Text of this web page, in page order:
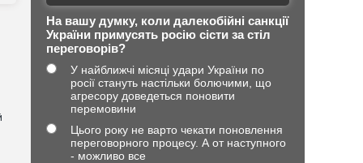
На вашу думку, коли далекобійні санкції
України примусять росію сісти за стіл
переговорів?
У найближчі місяці удари України по
росії стануть настільки болючими, що
агресору доведеться поновити
перемовини
Цього року не варто чекати поновлення
переговорного процесу. А от наступного
- можливо все